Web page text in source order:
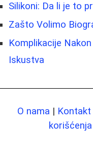
Silikoni: Da li je to
Zašto Volimo
Komplikacije
Iskustva
O nama | Kontakt
korišćenja